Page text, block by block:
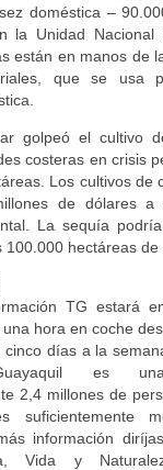
doméstica –
la Unidad Nacional
están en manos de
que se usa
golpeó el cultivo
costeras en crisis
Los cultivos de
de dólares
La sequía
100.000 hectáreas de
TG estará
hora en coche
cinco días a la
es
2,4 millones de
suficientemente
información
Vida y